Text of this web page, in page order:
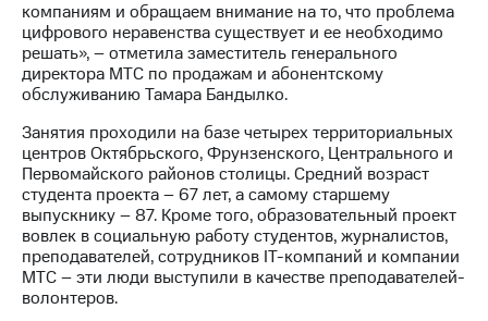
Описание
Программа
приобретения
Порядок
выкупа
акций
Дивиденды
Рынок
облигаций
Описание
Еврооблигации-2023
Уведомление
о
компаниям и обращаем внимание на то, что проблема
цифрового неравенства существует и ее необходимо
решать», – отметила заместитель генерального
директора МТС по продажам и абонентскому
обслуживанию Тамара Бандылко.
Занятия проходили на базе четырех территориальных
центров Октябрьского, Фрунзенского, Центрального и
Первомайского районов столицы. Средний возраст
студента проекта – 67 лет, а самому старшему
выпускнику – 87. Кроме того, образовательный проект
вовлек в социальную работу студентов, журналистов,
преподавателей, сотрудников IT-компаний и компании
МТС – эти люди выступили в качестве преподавателей-
волонтеров.